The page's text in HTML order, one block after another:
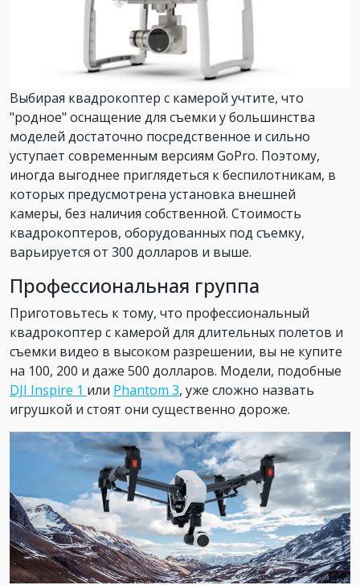
Выбирая квадрокоптер с камерой учтите, что
"родное" оснащение для съемки у большинства
моделей достаточно посредственное и сильно
уступает современным версиям GoPro. Поэтому,
иногда выгоднее приглядеться к беспилотникам, в
которых предусмотрена установка внешней
камеры, без наличия собственной. Стоимость
квадрокоптеров, оборудованных под съемку,
варьируется от 300 долларов и выше.
Профессиональная группа
Приготовьтесь к тому, что профессиональный
квадрокоптер с камерой для длительных полетов и
съемки видео в высоком разрешении, вы не купите
на 100, 200 и даже 500 долларов. Модели, подобные
DJI Inspire 1 или Phantom 3, уже сложно назвать
игрушкой и стоят они существенно дороже.